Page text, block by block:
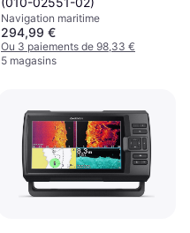
Navigation maritime
294,99 €
Ou 3 paiements de 98,33 €
5 magasins